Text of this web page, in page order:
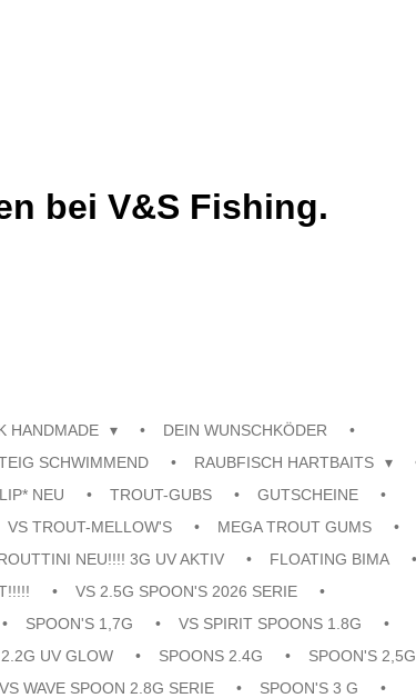
bei V&S Fishing.
HANDMADE
DEIN WUNSCHKÖDER
SCHWIMMEND
RAUBFISCH HARTBAITS
NEU TROUT-GUBS
GUTSCHEINE
VS TROUT-MELLOW'S
MEGA TROUT GUMS
NEU!!!! 3G UV AKTIV
FLOATING BIMA
VS 2.5G SPOON'S 2026 SERIE
SPOON'S 1,7G
VS SPIRIT SPOONS 1.8G
UV GLOW SPOONS 2.4G
SPOON'S 2,5G
VS WAVE SPOON 2.8G SERIE
SPOON'S 3 G